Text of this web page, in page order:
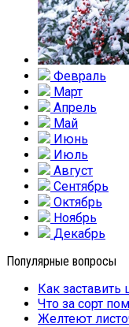
Февраль
Март
Апрель
Май
Июнь
Июль
Август
Сентябрь
Октябрь
Ноябрь
Декабрь
Популярные вопросы
Как заставить
Что за сорт
Желтеют